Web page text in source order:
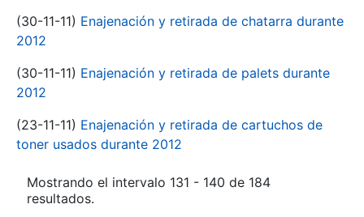
(30-11-11) Enajenación y retirada de chatarra durante
2012
(30-11-11) Enajenación y retirada de palets durante
2012
(23-11-11) Enajenación y retirada de cartuchos de
toner usados durante 2012
Mostrando el intervalo 131 - 140 de 184
resultados.